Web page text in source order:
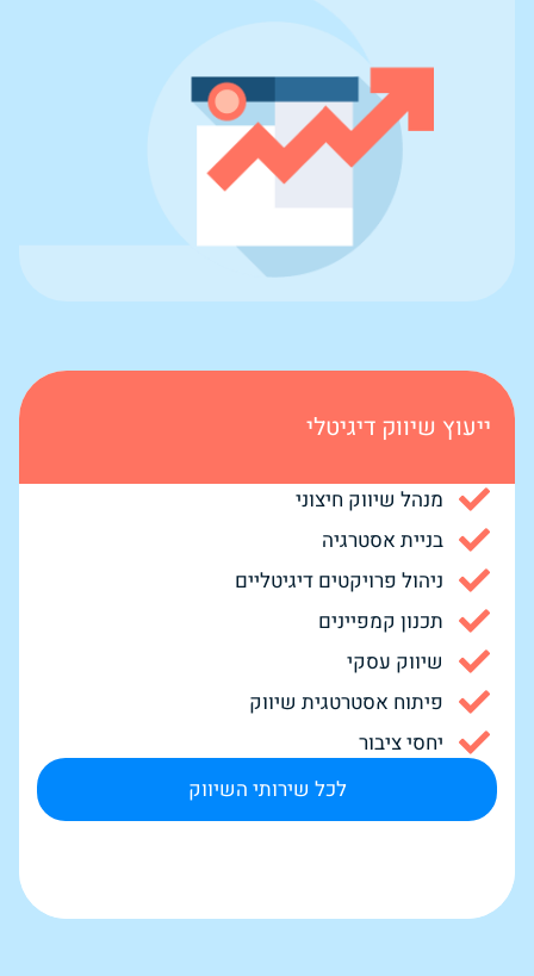
ייעוץ שיווק דיגיטלי
מנהל שיווק חיצוני
בניית אסטרגיה
ניהול פרויקטים דיגיטליים
תכנון קמפיינים
שיווק עסקי
פיתוח אסטרטגית שיווק
יחסי ציבור
לכל שירותי השיווק